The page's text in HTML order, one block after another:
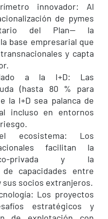
innovador: Al
de pymes
del Plan— la
base empresarial que
y capta
a la I+D: Las
(hasta 80 % para
la I+D sea palanca de
incluso en entornos
ecosistema: Los
facilitan la
privada y la
de capacidades entre
sus socios extranjeros.
Los proyectos
estratégicos y